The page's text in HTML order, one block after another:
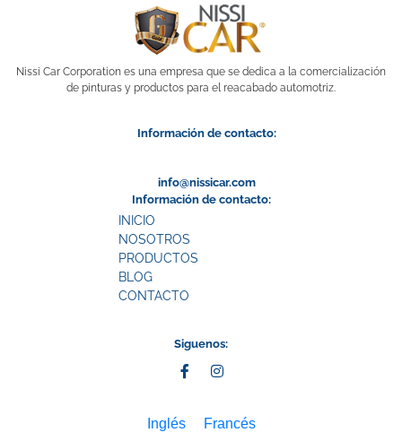
Nissi Car Corporation es una empresa que se dedica a la comercialización
de pinturas y productos para el reacabado automotriz.
Información de contacto:
info@nissicar.com
Información de contacto:
INICIO
NOSOTROS
PRODUCTOS
BLOG
CONTACTO
Siguenos:
Inglés Francés